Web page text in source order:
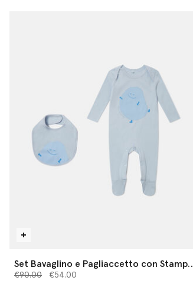
Set Bavaglino e Pagliaccetto con Stampa
Mostro
Prezzo ridotto da
€90.00a €54.00